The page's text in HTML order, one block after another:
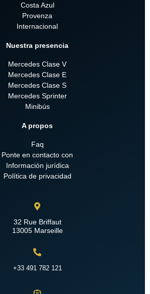
Costa Azul
Provenza
Internacional
Nuestra presencia
Mercedes Clase V
Mercedes Clase E
Mercedes Clase S
Mercedes Sprinter
Minibús
A propos
Faq
Ponte en contacto con
Información jurídica
Política de privacidad
32 Rue Briffaut
13005 Marseille
+33 491 782 121